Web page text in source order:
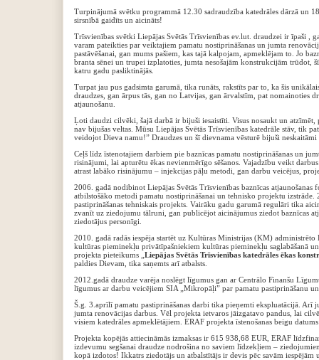
Turpinājumā svētku programmā 12.30 sadraudzība katedrāles dārzā un
sirsnībā gaidīts un aicināts!
Trīsvienības svētki Liepājas Svētās Trīsvienības ev.lut. draudzei ir īpaši ,
varam pateikties par veiktajiem pamatu nostiprināšanas un jumta
pastāvēšanai, gan mums pašiem, kas tajā kalpojam, apmeklējam to. Jo
branta sēnei un trupei izplatoties, jumta nesošajām konstrukcijām trūdot,
katru gadu pasliktinājās.
Turpat jau pus gadsimta garumā, tika runāts, rakstīts par to, ka šis
draudzes, gan ārpus tās, gan no Latvijas, gan ārvalstīm, pat nomainoties
atjaunošanu.
Ļoti daudzi cilvēki, šajā darbā ir bijuši iesaistīti. Visus nosaukt un
nav bijušas veltas. Mūsu Liepājas Svētās Trīsvienības katedrāle stāv, tik
veidojot Dieva namu!” Draudzes un šī dievnama vēsturē bijuši neskaitāmi
Ceļš līdz īstenotajiem darbiem pie baznīcas pamatu nostiprināšanas un
risinājumi, lai apturētu ēkas nevienmērīgo sēšanos. Vajadzību veikt
atrast labāko risinājumu – injekcijas pāļu metodi, gan darbu veicējus,
2006. gadā nodibinot Liepājas Svētās Trīsvienības baznīcas
atbilstošāko metodi pamatu nostiprināšanai un tehnisko projektu
pastiprināšanas tehniskais projekts. Vairāku gadu garumā regulāri tika
zvanīt uz ziedojumu tālruni, gan publicējot aicinājumus ziedot baznīcas
ziedotājus personīgi.
2010. gadā radās iespēja startēt uz Kultūras Ministrijas (KM)
kultūras pieminekļu privātīpašniekiem kultūras pieminekļu saglabāšanā
projekta pieteikums „ Liepājas Svētās Trīsvienības katedrāles ēkas
paldies Dievam, tika saņemts arī atbalsts.
2012.gadā draudze varēja noslēgt līgumus gan ar Centrālo Finanšu
līgumus ar darbu veicējiem SIA „Mikropāļi” par pamatu pastiprināšanu
Š.g. 3.aprīlī pamatu pastiprināšanas darbi tika pieņemti ekspluatācijā.
jumta renovācijas darbus. Vēl projekta ietvaros jāizgatavo pandus, lai
visiem katedrāles apmeklētājiem. ERAF projekta īstenošanas beigu
Projekta kopējās attiecināmās izmaksas ir 615 938,68 EUR, ERAF
izdevumu segšanai draudze nodrošina no saviem līdzekļiem –
kopā izdotos! Ikkatrs ziedotājs un atbalstītājs ir devis pēc savām